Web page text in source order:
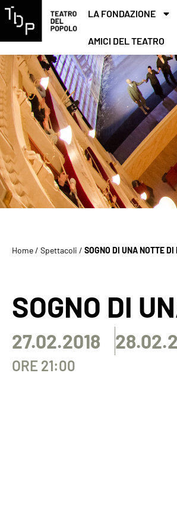
LA FONDAZIONE
AMICI DEL TEATRO
Home/ Spettacoli / SOGNO DI UNA NOTTE DI
SOGNO DI
27.02.2018
ORE 21:00